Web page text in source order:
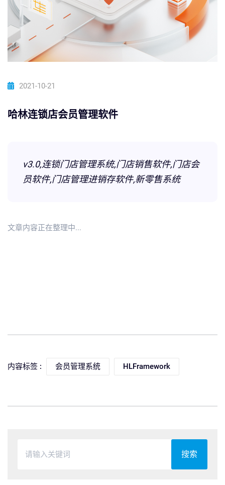
2021-10-21
哈林连锁店会员管理软件
v3.0,连锁门店管理系统,门店销售软件,门店会
员软件,门店管理进销存软件,新零售系统
文章内容正在整理中...
内容标签 : 会员管理系统 HLFramework
搜索